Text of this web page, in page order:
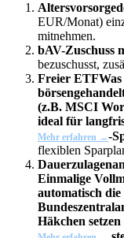
EUR/Monat)
mitnehmen.
bAV-Zuschuss
bezuschusst,
Freier ETF
(z.B. MSCI
ideal für
Mehr erfahren →-
flexiblen
Einmalige
automatisch
Häkchen